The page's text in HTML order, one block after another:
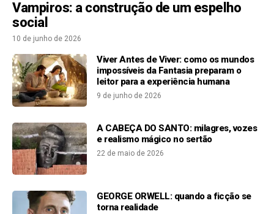
Vampiros: a construção de um espelho
social
10 de junho de 2026
Viver Antes de Viver: como os mundos
impossíveis da Fantasia preparam o
leitor para a experiência humana
9 de junho de 2026
A CABEÇA DO SANTO: milagres, vozes
e realismo mágico no sertão
22 de maio de 2026
GEORGE ORWELL: quando a ficção se
torna realidade